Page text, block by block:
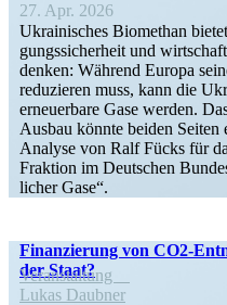
27. Apr. 2026
Ukrai­ni­sches Biomethan
gungs­si­cherheit und
denken: Während Europa
reduzieren muss, kann die
erneu­erbare Gase werden.
Ausbau könnte beiden
Analyse von Ralf Fücks für
Fraktion im Deutschen
licher Gase“.
Finan­zierung von CO2-
der Staat?
Veran­staltung
Lukas Daubner